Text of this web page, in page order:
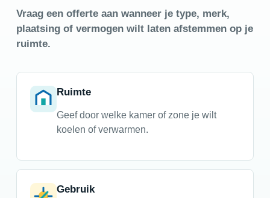
Vraag een offerte aan wanneer je type, merk,
plaatsing of vermogen wilt laten afstemmen op je
ruimte.
Ruimte
Geef door welke kamer of zone je wilt
koelen of verwarmen.
Gebruik